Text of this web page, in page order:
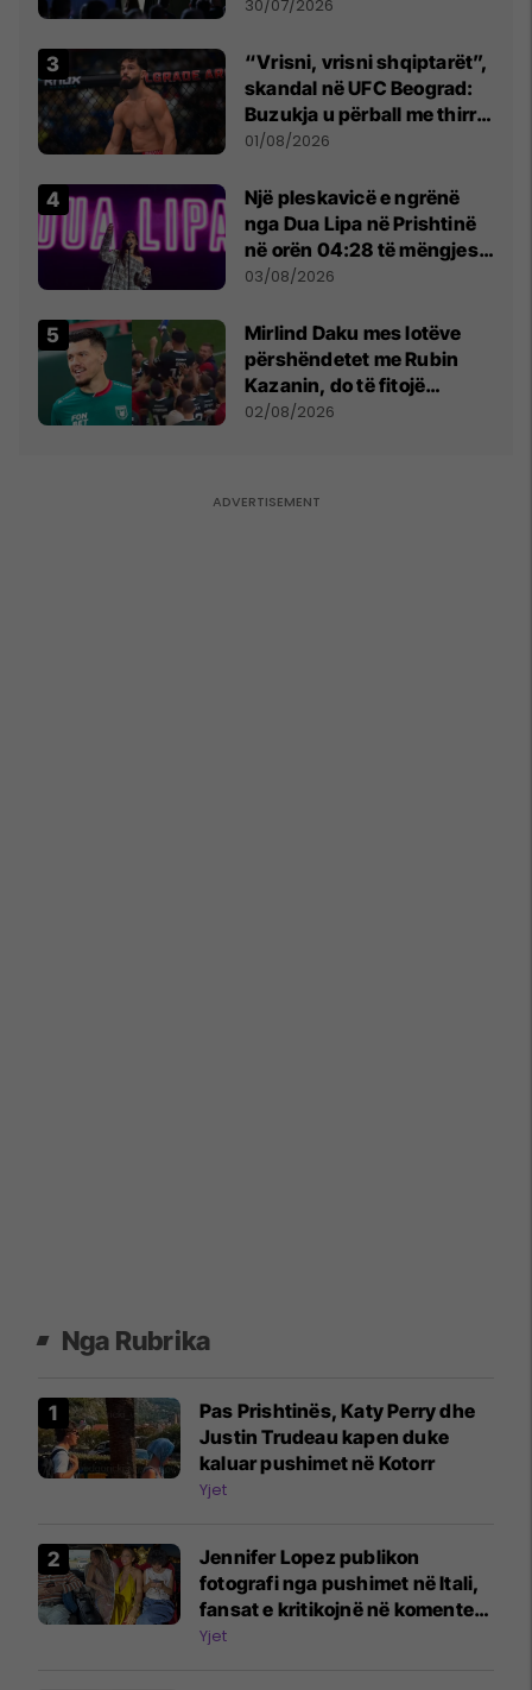
së
30/07/2026
“Vrisni, vrisni shqiptarët”,
skandal në UFC Beograd:
Buzukja u përball me thirrje
anti-shqiptare nga
01/08/2026
Një pleskavicë e ngrënë
nga Dua Lipa në Prishtinë
në orën 04:28 të mëngjesit
- dhe bota digjitale serbe
03/08/2026
Mirlind Daku mes lotëve
përshëndetet me Rubin
Kazanin, do të fitojë
miliona te Spartak Moska
02/08/2026
Nga Rubrika
Pas Prishtinës, Katy Perry dhe
Justin Trudeau kapen duke
kaluar pushimet në Kotorr
Yjet
Jennifer Lopez publikon
fotografi nga pushimet në Itali,
fansat e kritikojnë në komente:
Fëmijët e tu janë vazhdimisht në
Yjet